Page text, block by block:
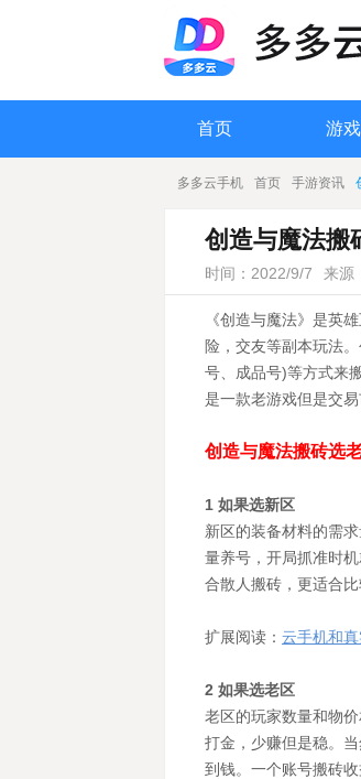
首页 游
多多云手机 首页 手游资讯
创造与魔法搬
时间：2022/9/7 来源
《创造与魔法》是英
险，交友等副本玩法
号、成品号)等方式来
是一款老游戏但是交易
创造与魔法搬砖选
1 如果选新区
新区的装备材料的需
量养号，开局抓准时
合散人搬砖，更适合
扩展阅读： 云手机和
2 如果选老区
老区的玩家数量和物
打金，少赚但是稳。
到钱。一个账号搬砖